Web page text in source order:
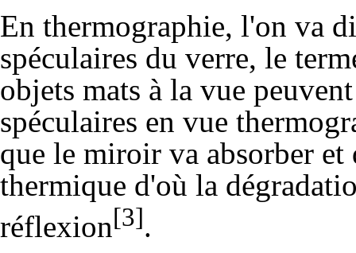
En thermographie, l'on va
spéculaires du verre, le
objets mats à la vue
spéculaires en vue
que le miroir va absorber
thermique d'où la
réflexion[3].